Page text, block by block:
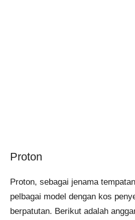
Proton
Proton, sebagai jenama
pelbagai model dengan kos
berpatutan. Berikut adalah